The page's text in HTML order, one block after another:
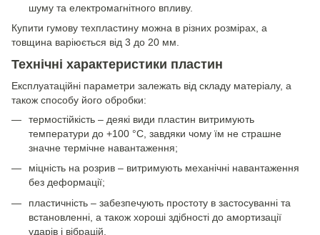
шуму та електромагнітного впливу.
Купити гумову техпластину можна в різних розмірах, а
товщина варіюється від 3 до 20 мм.
Технічні характеристики пластин
Експлуатаційні параметри залежать від складу матеріалу, а
також способу його обробки:
термостійкість – деякі види пластин витримують
температури до +100 °C, завдяки чому їм не страшне
значне термічне навантаження;
міцність на розрив – витримують механічні навантаження
без деформації;
пластичність – забезпечують простоту в застосуванні та
встановленні, а також хороші здібності до амортизації
ударів і вібрацій.